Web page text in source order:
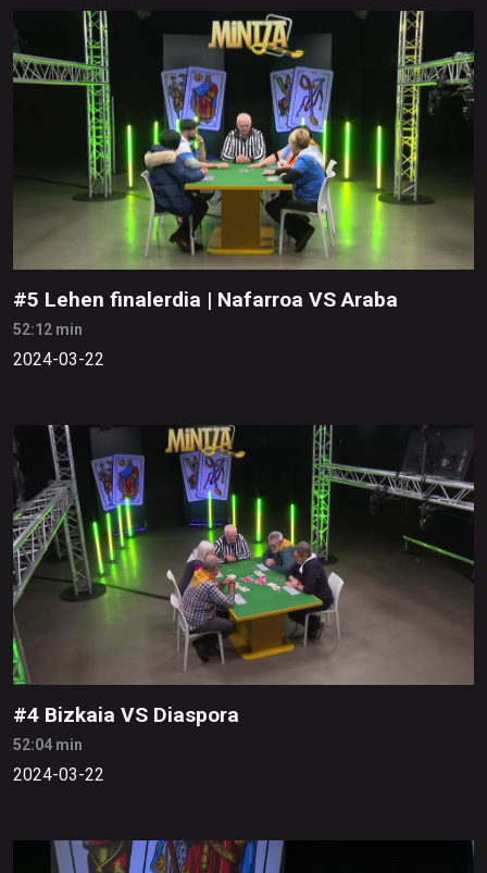
#5 Lehen finalerdia | Nafarroa VS Araba
52:12 min
2024-03-22
#4 Bizkaia VS Diaspora
52:04 min
2024-03-22